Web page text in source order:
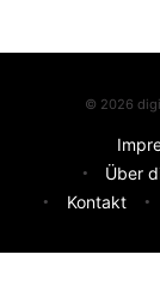
© 2026
Über
Kontakt